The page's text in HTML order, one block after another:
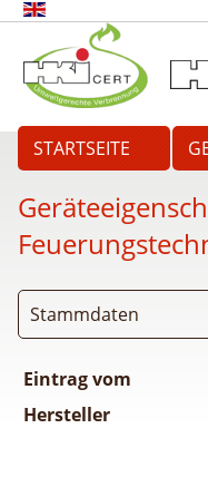
STARTSEITE
Stammdaten
Eintrag vom
Hersteller